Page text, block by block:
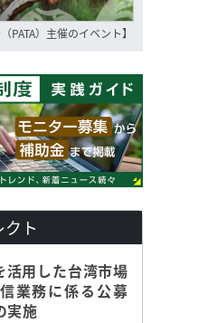
PATA）主催のイベント】
ト
活用した台湾市場
業務に係る公募
実施